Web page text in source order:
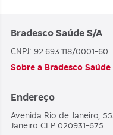
Bradesco Saúde S/A
CNPJ: 92.693.118/0001-60
Sobre a Bradesco Saúde
Endereço
Avenida Rio de Janeiro,
Janeiro CEP 020931-675